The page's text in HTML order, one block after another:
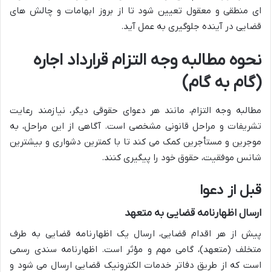
ای منطقی و معقول تعیین شود تا از بروز ابهامات و چالش های
قضایی در آینده جلوگیری به عمل آید.
نحوه مطالبه وجه التزام قرارداد اجاره
(گام به گام)
مطالبه وجه التزام، مانند هر دعوای حقوقی دیگر، نیازمند رعایت
تشریفات و مراحل قانونی مشخصی است. آگاهی از این مراحل، به
موجرین و مستأجرین کمک می کند تا با کمترین دشواری و بیشترین
شانس موفقیت، حقوق خود را پیگیری کنند.
قبل از دعوا
ارسال اظهارنامه قضایی به متعهد
پیش از هر اقدام قضایی، ارسال یک اظهارنامه قضایی به طرف
متخلف (متعهد)، گامی مهم و مؤثر است. اظهارنامه سندی رسمی
است که از طریق دفاتر خدمات الکترونیک قضایی ارسال می شود و